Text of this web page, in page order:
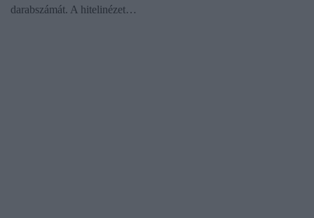
darabszámát. A hitelinézet…